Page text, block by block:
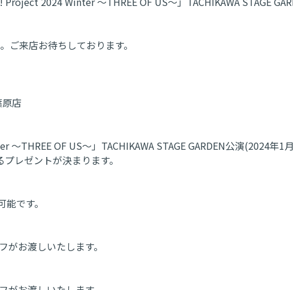
ご来店お待ちしております。
店
THREE OF US～」TACHIKAWA STAGE GARDEN公演(2024年1
レゼントが決まります。
です。
お渡しいたします。